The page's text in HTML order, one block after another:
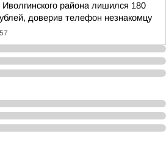
района лишился 180
доверив телефон незнакомцу